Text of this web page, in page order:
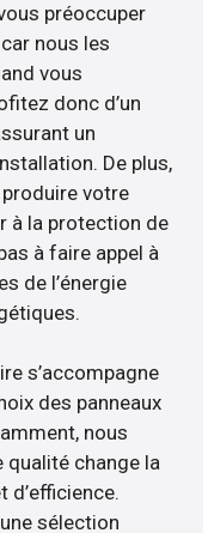
préoccuper
nous les
vous
donc d’un
un
De plus,
votre
à la protection de
à faire appel à
de l’énergie
s’accompagne
des panneaux
nous
qualité change la
d’efficience.
sélection